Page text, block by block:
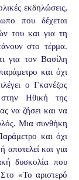
εκδηλώσεις,
που δέχεται
του και για τη
στο τέρμα.
για τον Βασίλη
και όχι
ο Γκανέζος
Ηθική της
να ζήσει και να
Μια συνθήκη
και όχι
αποτελεί και για
δυσκολία που
«Το αριστερό